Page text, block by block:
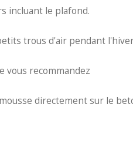
incluant le plafond.
trous d'air pendant
vous recommandez
directement sur le